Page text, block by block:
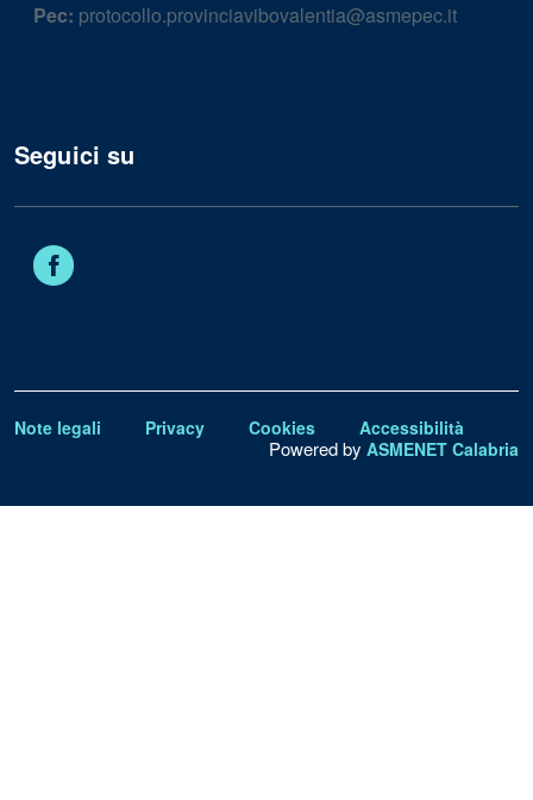
Pec: protocollo.provinciavibovalentia@asmepec.it
Seguici su
Note legali Privacy Cookies Accessibilità
Powered by ASMENET Calabria